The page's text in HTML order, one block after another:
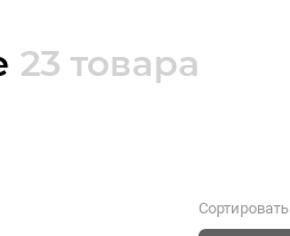
23 товара
Сортировать